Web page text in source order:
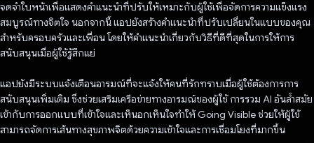
จดจำใบหน้าเพื่อแสดงคำแนะนำที่ปรับให้เหมาะกับผู้ใช้เพื่อจัดการความแข็งแรง
สมบูรณ์ทางจิตใจ นอกจากนี้ แอปยังสร้างคําแนะนําที่ปรับเปลี่ยนในแบบของคุณ
สําหรับครอบครัวและเพื่อน โดยให้คําแนะนําเกี่ยวกับวิธีที่ดีที่สุดในการให้การ
สนับสนุนเมื่อผู้ใช้รู้สึกแย่
แอปยังมีระบบแจ้งเตือนอารมณ์ที่จะแจ้งให้คนที่รักทราบเมื่อผู้ใช้ต้องการการ
สนับสนุนเพิ่มเติม ซึ่งช่วยเสริมเครือข่ายทางอารมณ์ของผู้ใช้ การรวม AI อันล้ำสมัย
เข้ากับการออกแบบที่เข้าใจและเห็นอกเห็นใจทำให้ Going Visible ช่วยให้ผู้ใช้
สามารถจัดการเส้นทางสุขภาพจิตด้วยความเข้าใจและการเชื่อมโยงที่มากขึ้น